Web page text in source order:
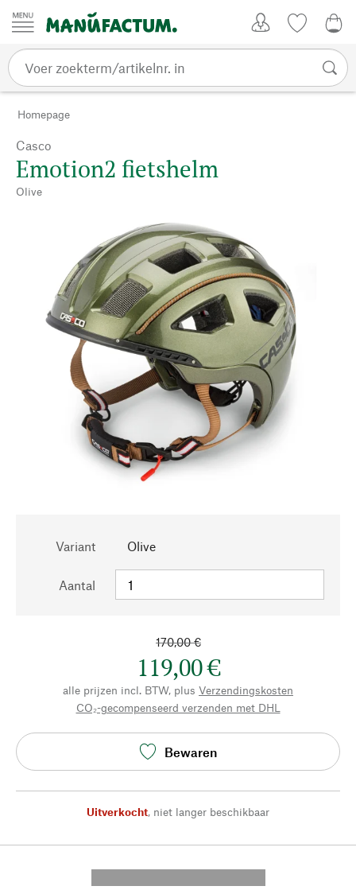
Passer au contenu
Homepage
Casco
Emotion2 fietshelm
Olive
Variant Olive
Aantal
170,00 €
119,00 €
alle prijzen incl. BTW, plus Verzendingskosten
CO₂-gecompenseerd verzenden met DHL
Bewaren
Uitverkocht, niet langer beschikbaar